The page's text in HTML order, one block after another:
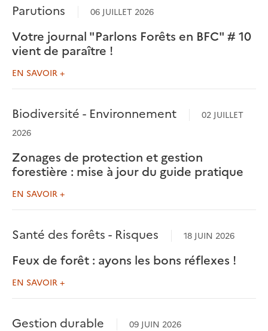
Parutions 06 JUILLET 2026
Votre journal "Parlons Forêts en BFC" # 10
vient de paraître !
EN SAVOIR +
Biodiversité - Environnement
02 JUILLET
2026
Zonages de protection et gestion
forestière : mise à jour du guide pratique
EN SAVOIR +
Santé des forêts - Risques 18 JUIN 2026
Feux de forêt : ayons les bons réflexes !
EN SAVOIR +
Gestion durable 09 JUIN 2026